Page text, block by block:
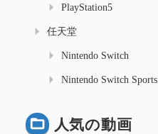
PlayStation5
任天堂
Nintendo Switch
Nintendo Switch Sports
人気の動画